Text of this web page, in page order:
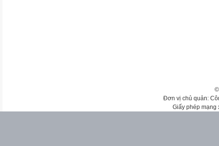
Đơn vị chủ quản:
Giấy phép mạng